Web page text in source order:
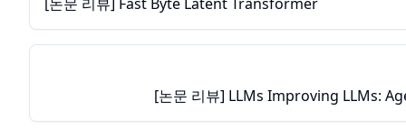
[논문 리뷰] LLMs Improving LLMs: